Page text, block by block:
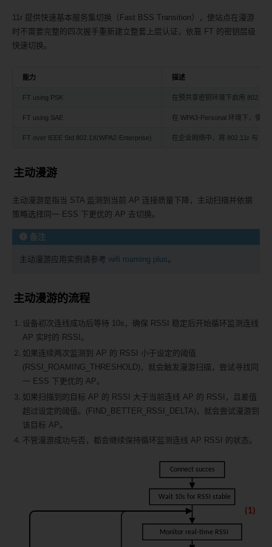
11r 提供快速基本服务集切换（Fast BSS Transition），使站点在漫游
时不需要完整的四次握手重新建立整套上层认证，依靠 FT 的密钥层级
快速切换。
能力 描述
FT using PSK 在预共享密钥环境下启用 802.11r
FT using SAE 在 WPA3-Personal 环境下，使
FT over IEEE Std 802.1X(WPA2-Enterprise) 在企业网络中，将 802.11r 与
主动漫游
主动漫游是指当 STA 监测到当前 AP 连接质量下降，主动扫描并依据
策略选择同一 ESS 下更优的 AP 去切换。
备注
主动漫游应用实例请参考 wifi roaming plus。
主动漫游的流程
设备初次连线成功后等待 10s，确保 RSSI 稳定后开始循环监测连线
AP 实时的 RSSI。
如果连续两次监测到 AP 的 RSSI 小于设定的阈值
(RSSI_ROAMING_THRESHOLD)，就会触发漫游扫描，尝试寻找同
一 ESS 下更优的 AP。
如果扫描到的目标 AP 的 RSSI 大于当前连线 AP 的 RSSI，且差值
超过设定的阈值。(FIND_BETTER_RSSI_DELTA)，就会尝试漫游到
该目标 AP。
不管漫游成功与否，都会继续保持循环监测连线 AP RSSI 的状态。